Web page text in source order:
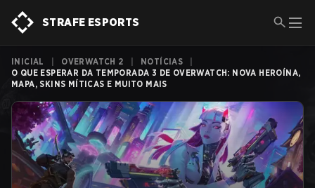
STRAFE ESPORTS
INICIAL OVERWATCH 2 NOTÍCIAS
O QUE ESPERAR DA TEMPORADA 3 DE OVERWATCH: NOVA HEROÍNA,
MAPA, SKINS MÍTICAS E MUITO MAIS